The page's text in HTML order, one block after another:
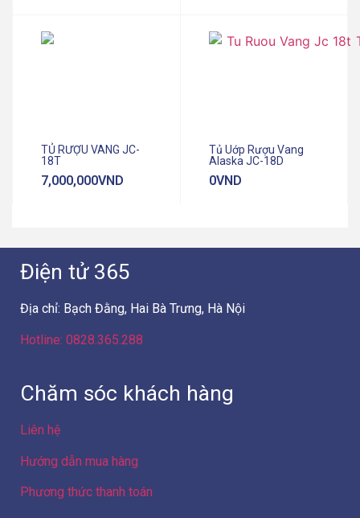
TỦ RƯỢU VANG JC-
18T
7,000,000VND
Tủ Uớp Rượu Vang
Alaska JC-18D
0VND
Điện tử 365
Địa chỉ: Bạch Đằng, Hai Bà Trưng, Hà Nội
Hotline: 0828.365.288
Chăm sóc khách hàng
Liên hệ
Hướng dẫn mua hàng
Phương thức thanh toán